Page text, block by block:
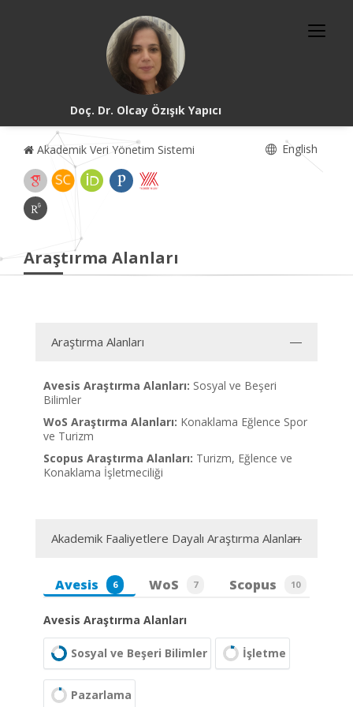
Doç. Dr. Olcay Özışık Yapıcı
Akademik Veri Yönetim Sistemi English
Araştırma Alanları
Araştırma Alanları
Avesis Araştırma Alanları: Sosyal ve Beşeri
Bilimler
WoS Araştırma Alanları: Konaklama Eğlence Spor
ve Turizm
Scopus Araştırma Alanları: Turizm, Eğlence ve
Konaklama İşletmeciliği
Akademik Faaliyetlere Dayalı Araştırma Alanları
Avesis 6 WoS 7 Scopus 10
Avesis Araştırma Alanları
Sosyal ve Beşeri Bilimler İşletme
Pazarlama